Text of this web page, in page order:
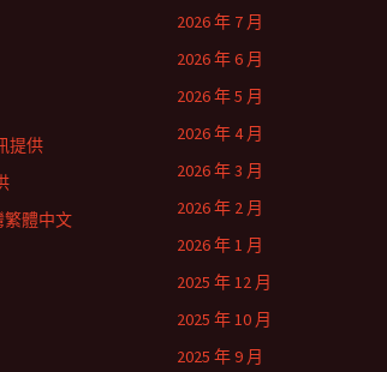
2026 年 7 月
2026 年 6 月
2026 年 5 月
2026 年 4 月
2026 年 3 月
2026 年 2 月
2026 年 1 月
2025 年 12 月
2025 年 10 月
2025 年 9 月
提供
繁體中文